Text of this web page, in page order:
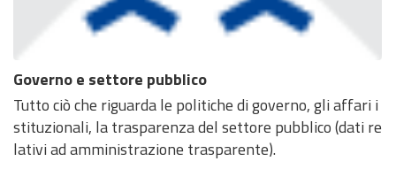
Governo e settore pubblico
Tutto ciò che riguarda le politiche di governo, gli affari i
stituzionali, la trasparenza del settore pubblico (dati re
lativi ad amministrazione trasparente).